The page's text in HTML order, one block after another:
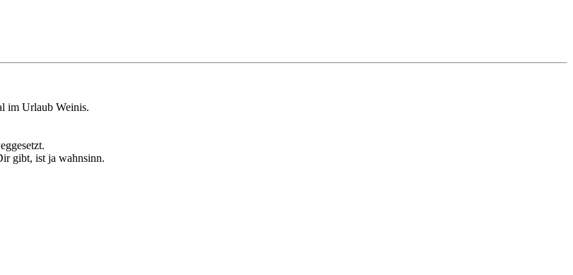
im Urlaub Weinis.
gibt, ist ja wahnsinn.